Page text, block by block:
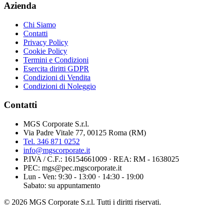
Azienda
Chi Siamo
Contatti
Privacy Policy
Cookie Policy
Termini e Condizioni
Esercita diritti GDPR
Condizioni di Vendita
Condizioni di Noleggio
Contatti
MGS Corporate S.r.l.
Via Padre Vitale 77, 00125 Roma (RM)
Tel. 346 871 0252
info@mgscorporate.it
P.IVA / C.F.: 16154661009 · REA: RM - 1638025
PEC: mgs@pec.mgscorporate.it
Lun - Ven: 9:30 - 13:00 · 14:30 - 19:00
Sabato: su appuntamento
© 2026 MGS Corporate S.r.l. Tutti i diritti riservati.